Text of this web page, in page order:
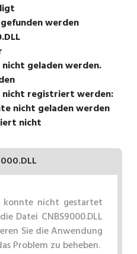
gefunden werden
nicht geladen werden.
nicht registriert werden:
nicht geladen werden
nicht
konnte nicht gestartet
Datei CNBS9000.DLL
Sie die Anwendung
Problem zu beheben.